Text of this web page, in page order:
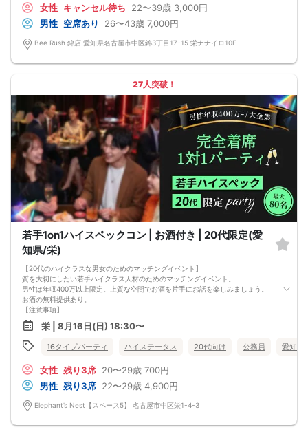
【東海エリア最大級】200名限定 × 栄駅徒歩1分の特別な恋活パーティー
ハイステータス男性が集結：上場企業、医師、公務員の方々が多数参加。
ビュッフェ＆フリードリンク付き！スタイリッシュなダーツバーで食事も会話も
楽しめます。
自由に楽しめる半立食スタイルで、気になる方にアプローチしやすい設計です。
実は全体の【4割以上】は１人参加です♡
【注意！】
男性参加者は、上場企業、医師、薬剤師、士業、大卒公務員、かつ年収500万円以
上のハイステータスの方限定です。
受付時に、必ず名刺、保険証等で会社名、職業の確認をさせて頂きます。
※個人事業主や自営業の方の参加はお断りさせていただいております。
女性 キャンセル待ち 22〜39歳 3,000円
男性 空席あり 26〜43歳 7,000円
Bee Rush 錦店 愛知県名古屋市中区錦3丁目17-15 栄ナナイロ10F
27人突破！
若手1on1ハイスペックコン | お酒付き | 20代限定(愛
知県/栄)
【20代のハイクラスな男女のためのマッチングイベント】
質を大切にしたい若手ハイクラス人材のためのマッチングイベント。
男性は年収400万以上限定。上質な空間でお酒を片手にお話を楽しみましょう。
お酒の無料提供あり。
【注意事項】
■当日の持ち物
・公的身分証明書 ※ご提示いただけない方はご参加いただけません
■留意事項
・最善を尽くしておりますが、やむを得ない事情（ご予約者様の当日キャンセル
交通費等の補償は致しかねますのであらかじめご了承ください。
・当日は時間に余裕をもってお越しください。10分以上の遅刻はご参加をお断り
する場合がございます。
【その他】
■最小催行人数
栄 | 8月16日(日) 18:30〜
16タイプパーティ ハイステータス 20代向け 公務員 愛知県
女性 残り3席 20〜29歳 700円
男性 残り3席 22〜29歳 4,900円
Elephant’s Nest【スペース5】 名古屋市中区栄1-4-3